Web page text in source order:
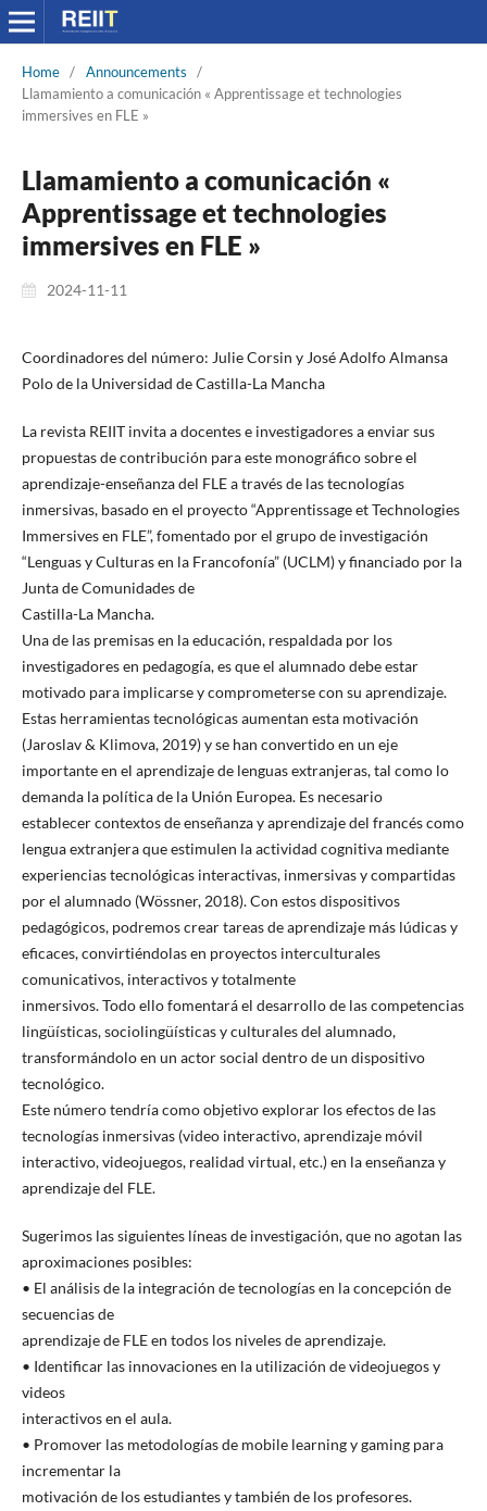
Home / Announcements
/
Llamamiento a comunicación « Apprentissage et technologies
immersives en FLE »
Llamamiento a comunicación «
Apprentissage et technologies
immersives en FLE »
2024-11-11
Coordinadores del número: Julie Corsin y José Adolfo Almansa
Polo de la Universidad de Castilla-La Mancha
La revista REIIT invita a docentes e investigadores a enviar sus
propuestas de contribución para este monográfico sobre el
aprendizaje-enseñanza del FLE a través de las tecnologías
inmersivas, basado en el proyecto “Apprentissage et Technologies
Immersives en FLE”, fomentado por el grupo de investigación
“Lenguas y Culturas en la Francofonía” (UCLM) y financiado por la
Junta de Comunidades de
Castilla-La Mancha.
Una de las premisas en la educación, respaldada por los
investigadores en pedagogía, es que el alumnado debe estar
motivado para implicarse y comprometerse con su aprendizaje.
Estas herramientas tecnológicas aumentan esta motivación
(Jaroslav & Klimova, 2019) y se han convertido en un eje
importante en el aprendizaje de lenguas extranjeras, tal como lo
demanda la política de la Unión Europea. Es necesario
establecer contextos de enseñanza y aprendizaje del francés como
lengua extranjera que estimulen la actividad cognitiva mediante
experiencias tecnológicas interactivas, inmersivas y compartidas
por el alumnado (Wössner, 2018). Con estos dispositivos
pedagógicos, podremos crear tareas de aprendizaje más lúdicas y
eficaces, convirtiéndolas en proyectos interculturales
comunicativos, interactivos y totalmente
inmersivos. Todo ello fomentará el desarrollo de las competencias
lingüísticas, sociolingüísticas y culturales del alumnado,
transformándolo en un actor social dentro de un dispositivo
tecnológico.
Este número tendría como objetivo explorar los efectos de las
tecnologías inmersivas (video interactivo, aprendizaje móvil
interactivo, videojuegos, realidad virtual, etc.) en la enseñanza y
aprendizaje del FLE.
Sugerimos las siguientes líneas de investigación, que no agotan las
aproximaciones posibles:
• El análisis de la integración de tecnologías en la concepción de
secuencias de
aprendizaje de FLE en todos los niveles de aprendizaje.
• Identificar las innovaciones en la utilización de videojuegos y
videos
interactivos en el aula.
• Promover las metodologías de mobile learning y gaming para
incrementar la
motivación de los estudiantes y también de los profesores.